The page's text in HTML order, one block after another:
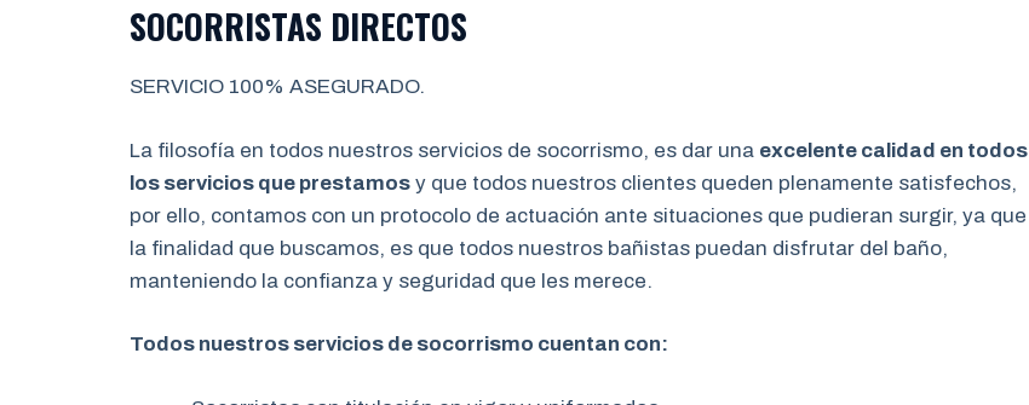
SOCORRISTAS DIRECTOS
SERVICIO 100% ASEGURADO.
La filosofía en todos nuestros servicios de socorrismo, es dar una excelente calidad en todos
los servicios que prestamos y que todos nuestros clientes queden plenamente satisfechos,
por ello, contamos con un protocolo de actuación ante situaciones que pudieran surgir, ya que
la finalidad que buscamos, es que todos nuestros bañistas puedan disfrutar del baño,
manteniendo la confianza y seguridad que les merece.
Todos nuestros servicios de socorrismo cuentan con: